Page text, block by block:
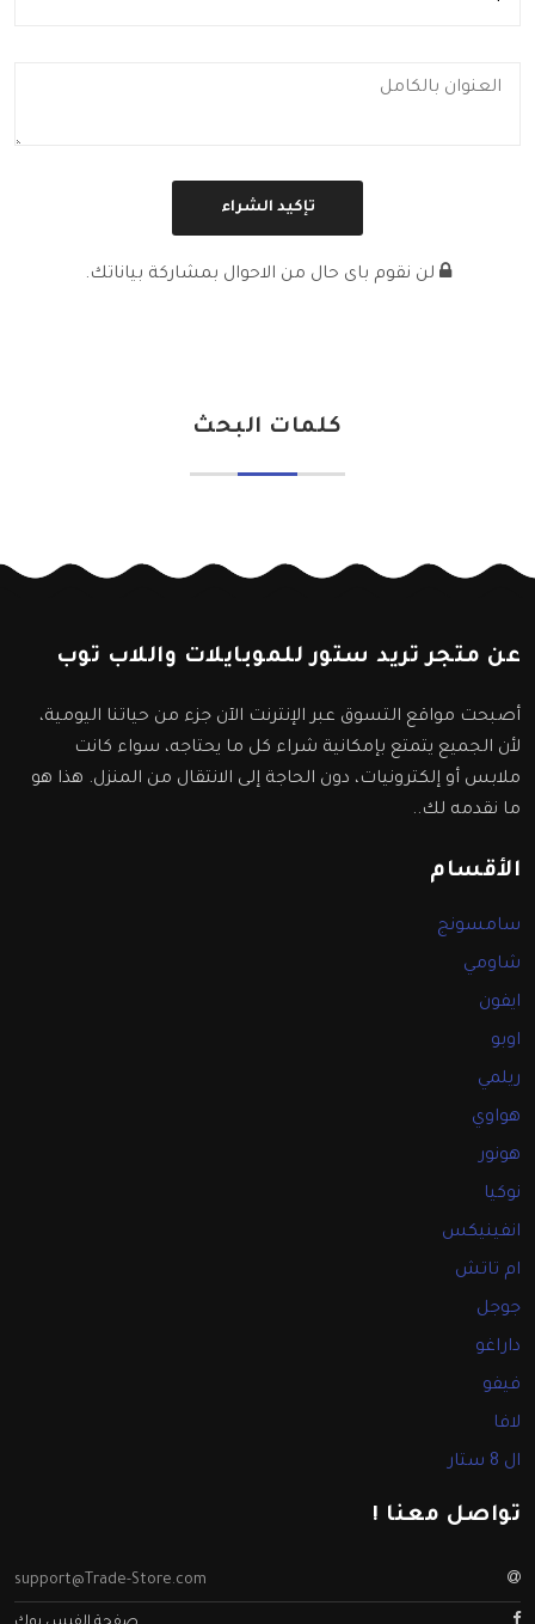
لن نقوم باى حال من الاحوال بمشاركة بياناتك.
كلمات البحث
عن متجر تريد ستور للموبايلات واللاب توب
أصبحت مواقع التسوق عبر الإنترنت الآن جزء من حياتنا اليومية،
لأن الجميع يتمتع بإمكانية شراء كل ما يحتاجه، سواء كانت
ملابس أو إلكترونيات، دون الحاجة إلى الانتقال من المنزل. هذا هو
ما نقدمه لك..
الأقسام
سامسونج
شاومي
ايفون
اوبو
ريلمي
هواوي
هونور
نوكيا
انفينيكس
ام تاتش
جوجل
داراغو
فيفو
لافا
ال 8 ستار
تواصل معنا !
support@Trade-Store.com